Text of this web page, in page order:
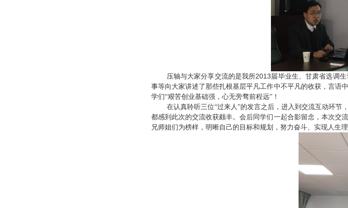
压轴与大家分享交流的是我所2013届毕业生、甘肃省选调
事等向大家讲述了那些扎根基层平凡工作中不平凡的收获，言语
学们“艰苦创业基础强，心无旁骛前程远”！
在认真聆听三位“过来人”的发言之后，进入到交流互动环
都感到此次的交流收获颇丰。会后同学们一起合影留念，本次交
兄师姐们为榜样，明晰自己的目标和规划，努力奋斗、实现人生理